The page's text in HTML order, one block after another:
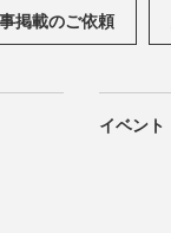
掲載のご依頼
イベント